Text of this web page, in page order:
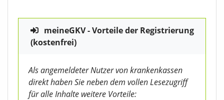
meineGKV - Vorteile der Registrierung
(kostenfrei)
Als angemeldeter Nutzer von krankenkassen
direkt haben Sie neben dem vollen Lesezugriff
für alle Inhalte weitere Vorteile: